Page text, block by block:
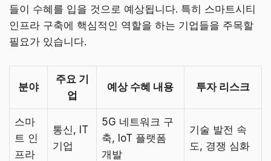
들이 수혜를 입을 것으로 예상됩니다. 특히 스마트시티
인프라 구축에 핵심적인 역할을 하는 기업들을 주목할
필요가 있습니다.
분야
주요 기
업
예상 수혜 내용 투자 리스크
스마
트 인
프라
통신, IT
기업
5G 네트워크 구
축, IoT 플랫폼
개발
기술 발전 속
도, 경쟁 심화